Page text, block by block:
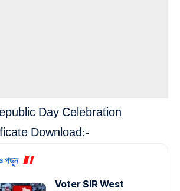
Day Celebration
Download:-
পড়ুন
Voter SIR West